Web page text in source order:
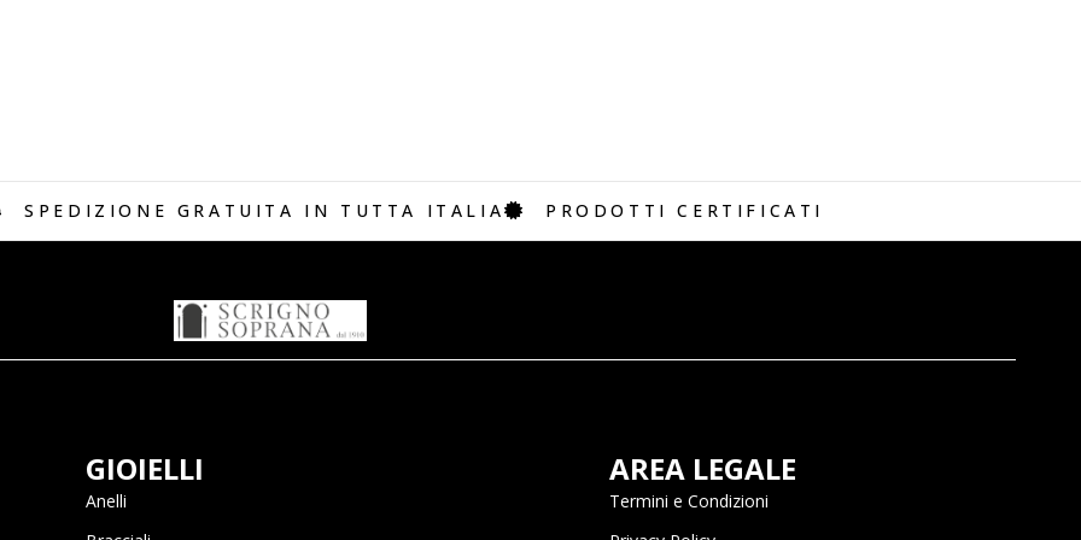
SPEDIZIONE GRATUITA IN TUTTA ITALIA PRODOTTI CERTIFICATI
GIOIELLI
Anelli
AREA LEGALE
Termini e Condizioni